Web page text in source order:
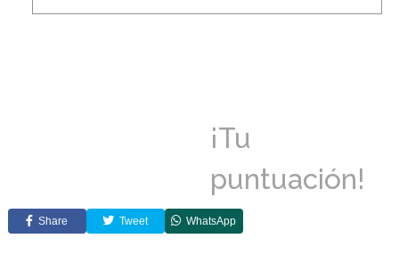
¡Tu
puntuación!
Share Tweet WhatsApp